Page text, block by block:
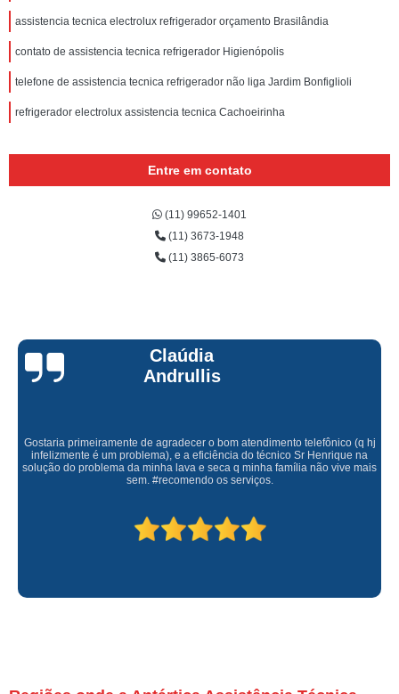
assistencia tecnica electrolux refrigerador orçamento Brasilândia
contato de assistencia tecnica refrigerador Higienópolis
telefone de assistencia tecnica refrigerador não liga Jardim Bonfiglioli
refrigerador electrolux assistencia tecnica Cachoeirinha
Entre em contato
(11) 99652-1401
(11) 3673-1948
(11) 3865-6073
Claúdia
Andrullis
Gostaria primeiramente de agradecer o bom atendimento telefônico (q hj
infelizmente é um problema), e a eficiência do técnico Sr Henrique na
solução do problema da minha lava e seca q minha família não vive mais
sem. #recomendo os serviços.